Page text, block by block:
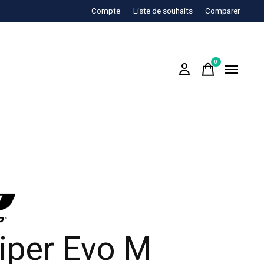
Compte Liste de souhaits Comparer
0items
Evo M